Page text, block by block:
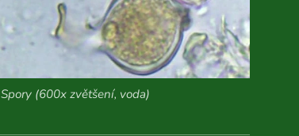
Spory (600x zvětšení, voda)